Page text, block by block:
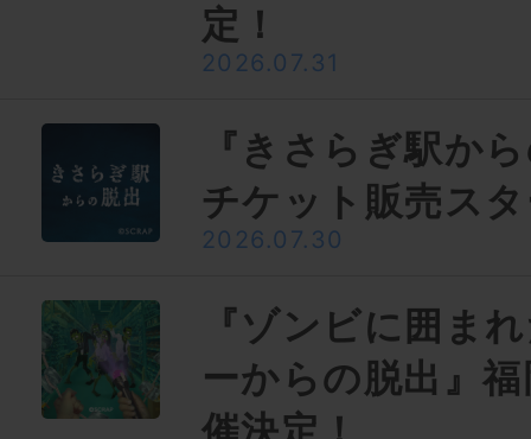
定！
2026.07.31
『きさらぎ駅か
チケット販売ス
2026.07.30
『ゾンビに囲ま
ーからの脱出』